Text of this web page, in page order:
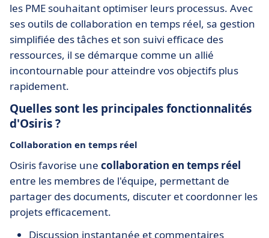
les PME souhaitant optimiser leurs processus. Avec
ses outils de collaboration en temps réel, sa gestion
simplifiée des tâches et son suivi efficace des
ressources, il se démarque comme un allié
incontournable pour atteindre vos objectifs plus
rapidement.
Quelles sont les principales fonctionnalités
d'Osiris ?
Collaboration en temps réel
Osiris favorise une collaboration en temps réel
entre les membres de l'équipe, permettant de
partager des documents, discuter et coordonner les
projets efficacement.
Discussion instantanée et commentaires